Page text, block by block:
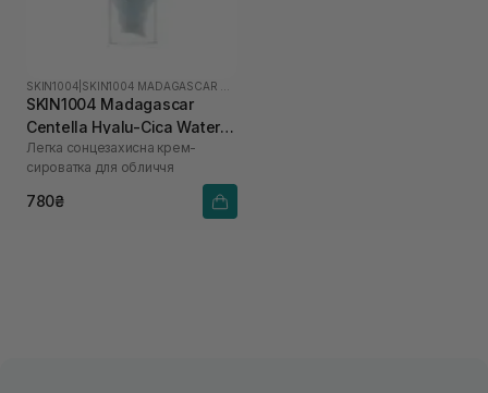
SKIN1004
SKIN1004 Madagascar
Centella Hyalu-Cica Water-
Fit Sun Serum SPF50+
PA++++ 50 мл
Легка сонцезахисна крем-
сироватка для обличчя
780₴